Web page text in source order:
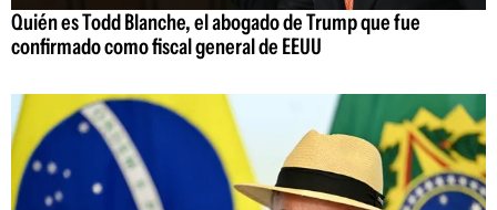
Quién es Todd Blanche, el abogado de Trump que fue
confirmado como fiscal general de EEUU